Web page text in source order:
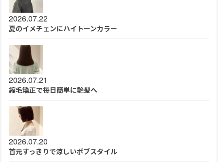
2026.07.22
夏のイメチェンにハイトーンカラー
2026.07.21
縮毛矯正で毎日簡単に艶髪へ
2026.07.20
首元すっきりで涼しいボブスタイル